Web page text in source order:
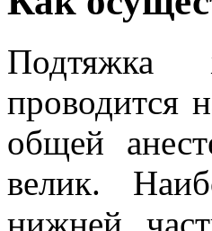
Подтяжка
проводится
общей
велик.